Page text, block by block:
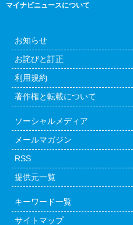
マイナビニュースについて
お知らせ
お詫びと訂正
利用規約
著作権と転載について
ソーシャルメディア
メールマガジン
RSS
提供元一覧
キーワード一覧
サイトマップ